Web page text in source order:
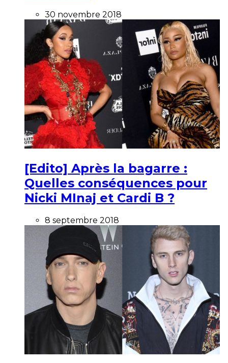
30 novembre 2018
[Edito] Après la bagarre :
Quelles conséquences pour
Nicki MInaj et Cardi B ?
8 septembre 2018